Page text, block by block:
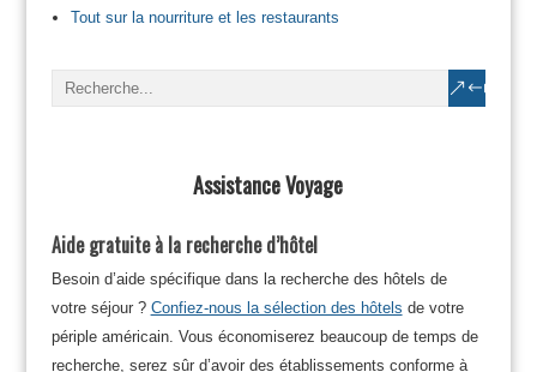
Tout sur la nourriture et les restaurants
Assistance Voyage
Aide gratuite à la recherche d’hôtel
Besoin d’aide spécifique dans la recherche des hôtels de
votre séjour ? Confiez-nous la sélection des hôtels de votre
périple américain. Vous économiserez beaucoup de temps de
recherche, serez sûr d’avoir des établissements conforme à